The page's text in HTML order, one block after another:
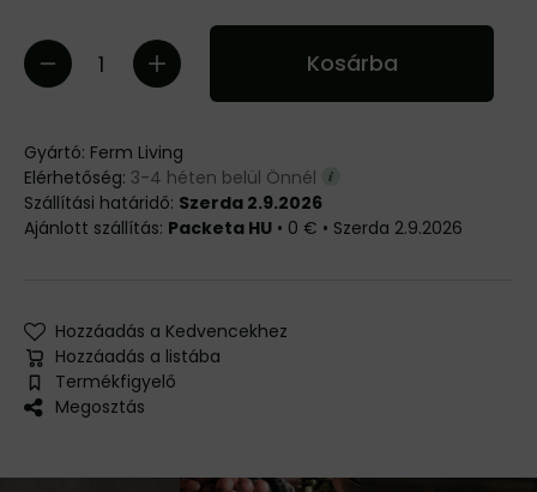
Kosárba
Gyártó: Ferm Living
Elérhetőség: 3-4 héten belül Önnél
Szállítási határidő: Szerda 2.9.2026
Packeta HU • 0 € • Szerda 2.9.2026
Hozzáadás a Kedvencekhez
Hozzáadás a listába
Termékfigyelő
Megosztás